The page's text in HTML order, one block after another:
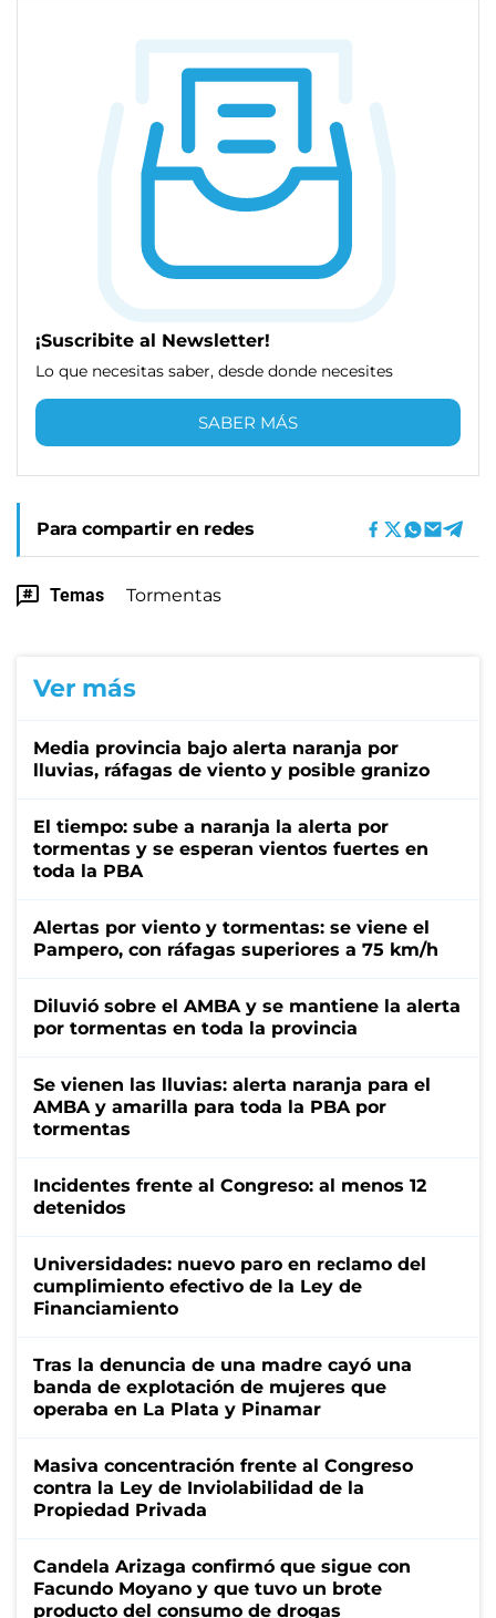
¡Suscribite al Newsletter!
Lo que necesitas saber, desde donde necesites
SABER MÁS
Para compartir en redes
Temas Tormentas
Ver más
Media provincia bajo alerta naranja por
lluvias, ráfagas de viento y posible granizo
El tiempo: sube a naranja la alerta por
tormentas y se esperan vientos fuertes en
toda la PBA
Alertas por viento y tormentas: se viene el
Pampero, con ráfagas superiores a 75 km/h
Diluvió sobre el AMBA y se mantiene la alerta
por tormentas en toda la provincia
Se vienen las lluvias: alerta naranja para el
AMBA y amarilla para toda la PBA por
tormentas
Incidentes frente al Congreso: al menos 12
detenidos
Universidades: nuevo paro en reclamo del
cumplimiento efectivo de la Ley de
Financiamiento
Tras la denuncia de una madre cayó una
banda de explotación de mujeres que
operaba en La Plata y Pinamar
Masiva concentración frente al Congreso
contra la Ley de Inviolabilidad de la
Propiedad Privada
Candela Arizaga confirmó que sigue con
Facundo Moyano y que tuvo un brote
producto del consumo de drogas